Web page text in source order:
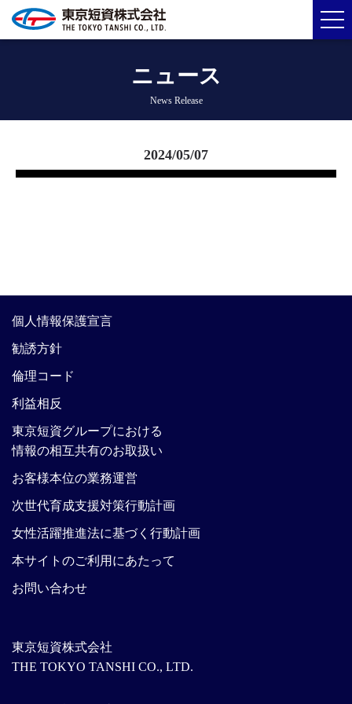
ニュース
News Release
2024/05/07
東京短資株式会社
THE TOKYO TANSHI CO., LTD.
個人情報保護宣言
勧誘方針
倫理コード
利益相反
東京短資グループにおける
情報の相互共有のお取扱い
お客様本位の業務運営
次世代育成支援対策行動計画
女性活躍推進法に基づく行動計画
本サイトのご利用にあたって
お問い合わせ